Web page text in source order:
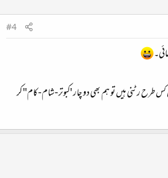
#4
کس طرح رٹنی ہیں تو ہم بھی دو چار 'کبوتر-شام-کام" کر